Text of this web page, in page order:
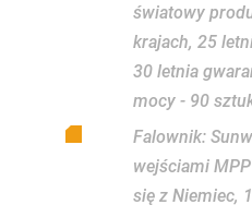
światowy
krajach, 25
30 letnia
mocy - 90
Falownik:
wejściami
się z Niemiec,